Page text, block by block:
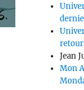
Jean
Mon